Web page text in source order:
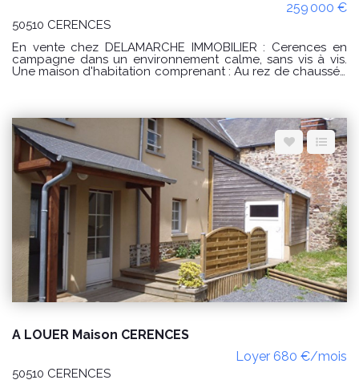
259 000 €
50510 CERENCES
En vente chez DELAMARCHE IMMOBILIER : Cerences en
campagne dans un environnement calme, sans vis à vis.
Une maison d'habitation comprenant : Au rez de chaussée
chambres dont une avec un dressing aménagé, -une salle
d'eau avec WC. PRIX : 259000 € Honoraires à la charge du
vendeur. Classe énergie : D (226) Classe climat : B (9)
Montant estimé des dépenses annuelles d'énergie pour un
usage standard : entre 2860 € et 3920 € / an. Prix moyens
des énergies indexés sur les années 2021, 2022, 2023
(abonnements compris) conformément à l'arrêté du 31
mars 2021 en vigueur lors de l'établissement du DPE "Les
informations sur les risques auxquels ce bien est exposé
sont disponibles sur le site Géorisques :
www.georisques.gouv.fr" POUR VISITER : DELAMARCHE
IMMOBILIER, Florian GINARD 07.86.27.44.34
A LOUER Maison CERENCES
Loyer 680 €/mois
50510 CERENCES